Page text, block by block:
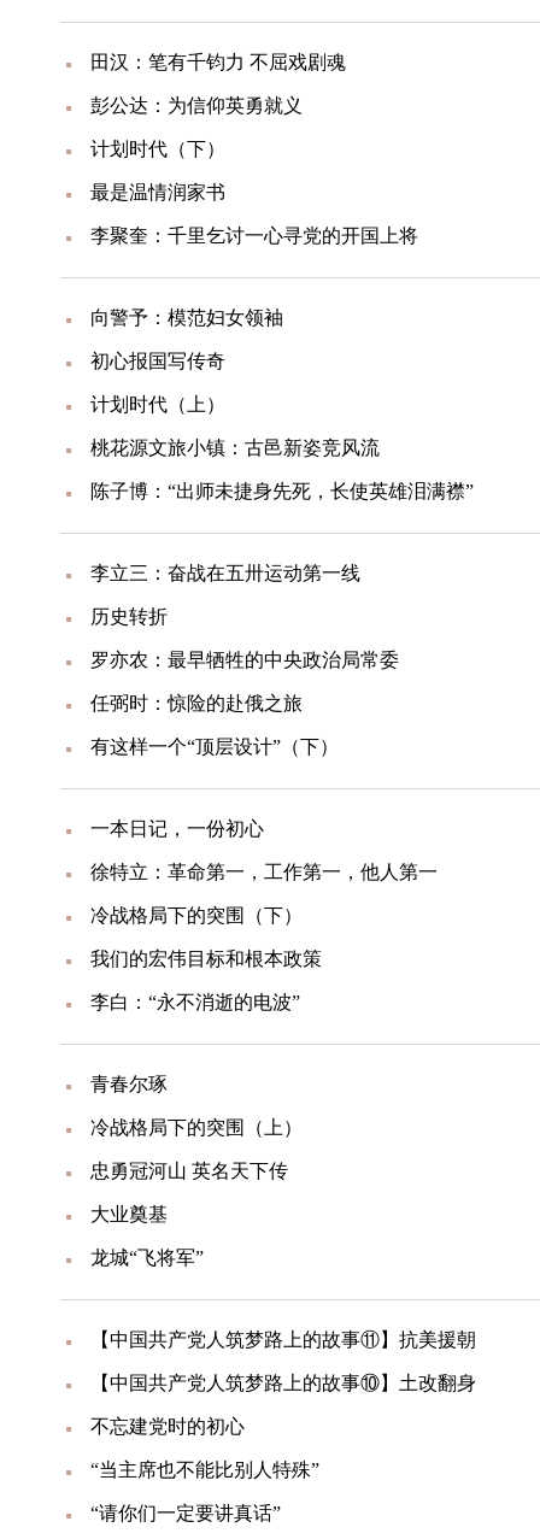
田汉：笔有千钧力 不屈戏剧魂
彭公达：为信仰英勇就义
计划时代（下）
最是温情润家书
李聚奎：千里乞讨一心寻党的开国上将
向警予：模范妇女领袖
初心报国写传奇
计划时代（上）
桃花源文旅小镇：古邑新姿竞风流
陈子博：“出师未捷身先死，长使英雄泪满襟”
李立三：奋战在五卅运动第一线
历史转折
罗亦农：最早牺牲的中央政治局常委
任弼时：惊险的赴俄之旅
有这样一个“顶层设计”（下）
一本日记，一份初心
徐特立：革命第一，工作第一，他人第一
冷战格局下的突围（下）
我们的宏伟目标和根本政策
李白：“永不消逝的电波”
青春尔琢
冷战格局下的突围（上）
忠勇冠河山 英名天下传
大业奠基
龙城“飞将军”
【中国共产党人筑梦路上的故事⑪】抗美援朝
【中国共产党人筑梦路上的故事⑩】土改翻身
不忘建党时的初心
“当主席也不能比别人特殊”
“请你们一定要讲真话”